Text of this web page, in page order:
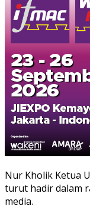
Nur Kholik Ketua
turut hadir dalam
media.